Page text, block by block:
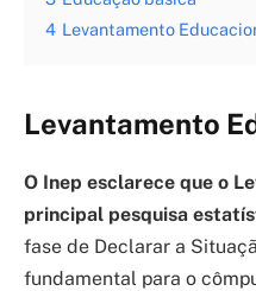
4 Levantamento
Levantamento
O Inep esclarece que o
principal pesquisa
fase de Declarar a
fundamental para o